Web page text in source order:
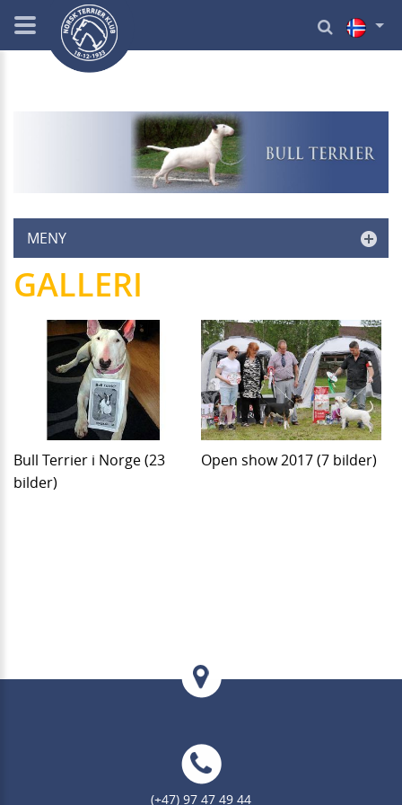
MENY
GALLERI
Bull Terrier i Norge (23
bilder)
Open show 2017 (7 bilder)
(+47) 97 47 49 44